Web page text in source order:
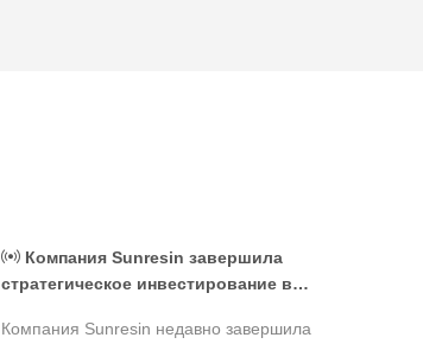
Компания Sunresin завершила
стратегическое инвестирование в
расширения бизнеса в области
Компания Sunresin недавно завершила